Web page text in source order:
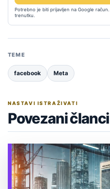
Potrebno je biti prijavljen na Google
trenutku.
TEME
facebook Meta
NASTAVI ISTRAŽIVATI
Povezani članci